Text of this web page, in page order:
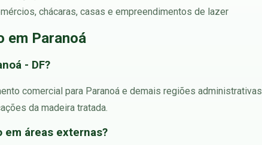
chácaras, casas e empreendimentos de lazer
em Paranoá
- DF?
comercial para Paranoá e demais regiões
da madeira tratada.
áreas externas?